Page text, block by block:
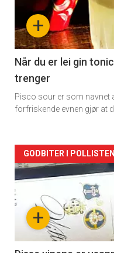
nå
-
2
+
Når du er lei gin
trenger
Pisco sour er som navnet
forfriskende evnen gjør at
Forsiden
akkurat
nå+
GODBITER I POLLISTEN